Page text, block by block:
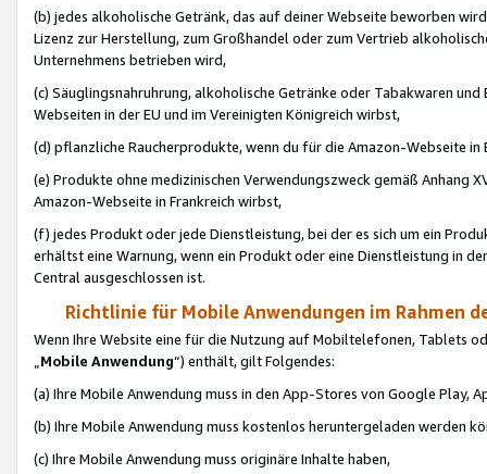
(b) jedes alkoholische Getränk, das auf deiner Webseite beworben
Lizenz zur Herstellung, zum Großhandel oder zum Vertrieb
Unternehmens betrieben wird,
(c) Säuglingsnahruhrung, alkoholische Getränke oder Tabakwaren
Webseiten in der EU und im Vereinigten Königreich wirbst,
(d) pflanzliche Raucherprodukte, wenn du für die Amazon-Webseite in
(e) Produkte ohne medizinischen Verwendungszweck gemäß Anhang
Amazon-Webseite in Frankreich wirbst,
(f) jedes Produkt oder jede Dienstleistung, bei der es sich um ein
erhältst eine Warnung, wenn ein Produkt oder eine Dienstleistung in
Central ausgeschlossen ist.
Richtlinie für Mobile Anwendungen im Rahmen
Wenn Ihre Website eine für die Nutzung auf Mobiltelefonen, Tablets
„Mobile Anwendung“) enthält, gilt Folgendes:
(a) Ihre Mobile Anwendung muss in den App-Stores von Google Play,
(b) Ihre Mobile Anwendung muss kostenlos heruntergeladen werden
(c) Ihre Mobile Anwendung muss originäre Inhalte haben,